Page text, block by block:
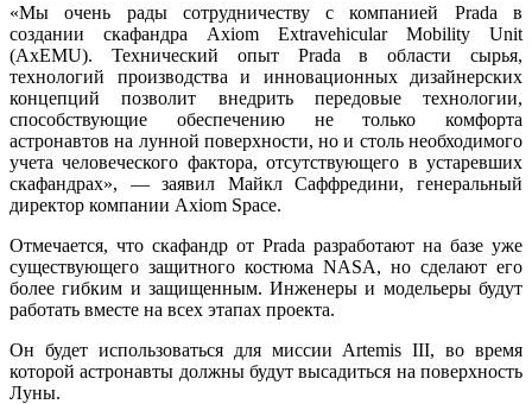
«Мы очень рады сотрудничеству с компанией Prada в
создании скафандра Axiom Extravehicular Mobility Unit
(AxEMU). Технический опыт Prada в области сырья,
технологий производства и инновационных дизайнерских
концепций позволит внедрить передовые технологии,
способствующие обеспечению не только комфорта
астронавтов на лунной поверхности, но и столь необходимого
учета человеческого фактора, отсутствующего в устаревших
скафандрах», — заявил Майкл Саффредини, генеральный
директор компании Axiom Space.
Отмечается, что скафандр от Prada разработают на базе уже
существующего защитного костюма NASA, но сделают его
более гибким и защищенным. Инженеры и модельеры будут
работать вместе на всех этапах проекта.
Он будет использоваться для миссии Artemis III, во время
которой астронавты должны будут высадиться на поверхность
Луны.